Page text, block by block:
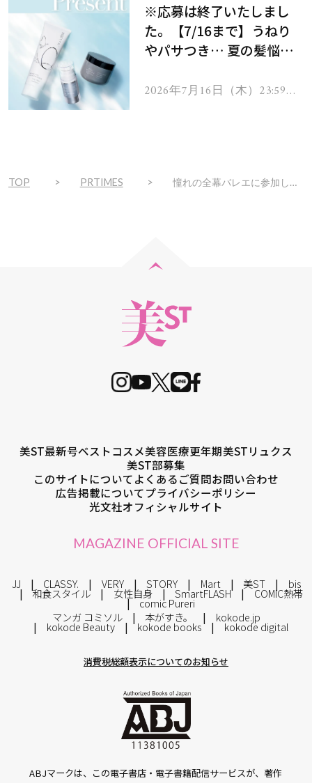
※応募は終了いたしまし
た。【7/16まで】うねり
やパサつき… 夏の髪悩み
ムを13名様にプレゼン
2026年7月16日（木）23:59ま
TOP PRTIMES 憧れの全幕バレエに参加しませんか？スタジオマーティが「ドン・キホーテ」を上演！
美ST最新号ベストコスメ美容医療更年期美STリュクス
美ST部募集
このサイトについてよくあるご質問お問い合わせ
広告掲載についてプライバシーポリシー
光文社オフィシャルサイト
MAGAZINE OFFICIAL SITE
JJ CLASSY. VERY STORY Mart 美ST bis
和食スタイル 女性自身 SmartFLASH COMIC熱帯
comic Pureri
マンガ コミソル
本がすき。 kokode.jp
kokode Beauty kokode books kokode digital
消費税総額表示についてのお知らせ
ABJマークは、この電子書店・電子書籍配信サービスが、著作